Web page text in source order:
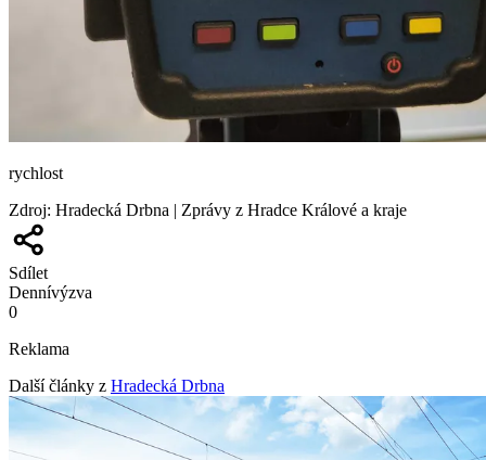
rychlost
Zdroj: Hradecká Drbna | Zprávy z Hradce Králové a kraje
Sdílet
Dennívýzva
0
Reklama
Další články z Hradecká Drbna